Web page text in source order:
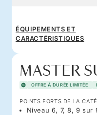
ÉQUIPEMENTS ET
CARACTÉRISTIQUES
MASTER
OFFRE À DURÉE LIMITÉE
POINTS FORTS DE LA
Niveau 6, 7, 8, 9 sur